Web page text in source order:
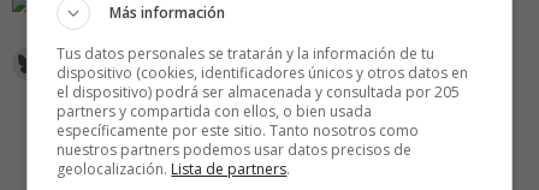
Más información
Tus datos personales se tratarán y la información de tu
dispositivo (cookies, identificadores únicos y otros datos en
el dispositivo) podrá ser almacenada y consultada por 205
partners y compartida con ellos, o bien usada
específicamente por este sitio. Tanto nosotros como
nuestros partners podemos usar datos precisos de
geolocalización. Lista de partners.